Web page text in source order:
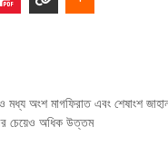
অংশ মাগফিরাত এবং শেষাংশ
চেয়েও অধিক উত্তম